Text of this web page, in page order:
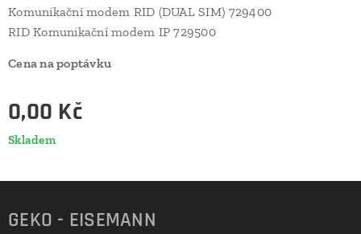
Komunikační modem RID (DUAL SIM) 729400
RID Komunikační modem IP 729500
Cena na poptávku
0,00 Kč
Skladem
GEKO - EISEMANN